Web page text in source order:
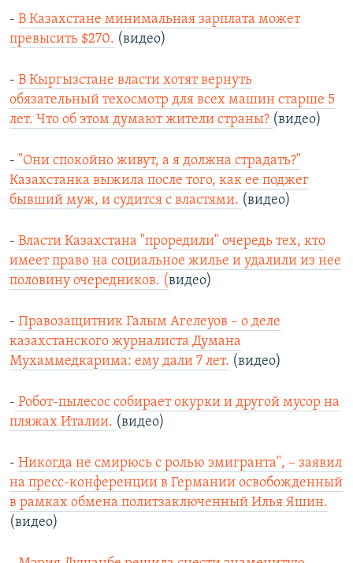
- В Казахстане минимальная зарплата может
превысить $270. (видео)
- В Кыргызстане власти хотят вернуть
обязательный техосмотр для всех машин старше 5
лет. Что об этом думают жители страны? (видео)
- "Они спокойно живут, а я должна страдать?"
Казахстанка выжила после того, как ее поджег
бывший муж, и судится с властями. (видео)
- Власти Казахстана "проредили" очередь тех, кто
имеет право на социальное жилье и удалили из нее
половину очередников. (видео)
- Правозащитник Галым Агелеуов – о деле
казахстанского журналиста Думана
Мухаммедкарима: ему дали 7 лет. (видео)
- Робот-пылесос собирает окурки и другой мусор на
пляжах Италии. (видео)
- Никогда не смирюсь с ролью эмигранта", – заявил
на пресс-конференции в Германии освобожденный
в рамках обмена политзаключенный Илья Яшин.
(видео)